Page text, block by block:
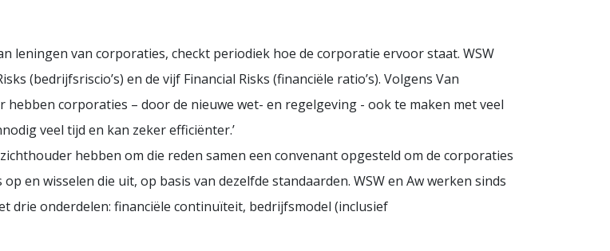
leningen van corporaties, checkt periodiek hoe de corporatie ervoor staat. WSW
(bedrijfsriscio’s) en de vijf Financial Risks (financiële ratio’s). Volgens Van
corporaties – door de nieuwe wet- en regelgeving - ook te maken met veel
veel tijd en kan zeker efficiënter.’
hebben om die reden samen een convenant opgesteld om de corporaties
en wisselen die uit, op basis van dezelfde standaarden. WSW en Aw werken sinds
drie onderdelen: financiële continuïteit, bedrijfsmodel (inclusief